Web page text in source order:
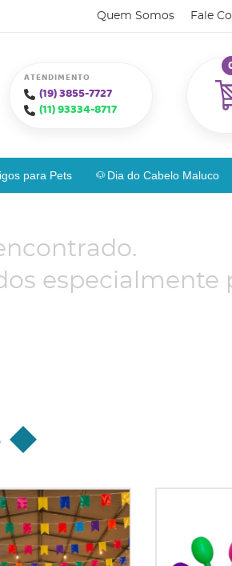
Quem Somos Fale
ATENDIMENTO
(19)3855-7727
(11)93334-8717
para Pets Dia do Cabelo Maluco
especialmente